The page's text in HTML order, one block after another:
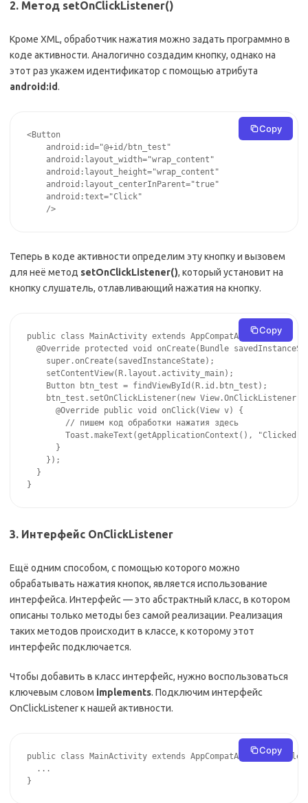
2. Метод setOnClickListener()
Кроме XML, обработчик нажатия можно задать программно в
коде активности. Аналогично создадим кнопку, однако на
этот раз укажем идентификатор с помощью атрибута
android:id.
<Button
    android:id="@+id/btn_test"
    android:layout_width="wrap_content"
    android:layout_height="wrap_content"
    android:layout_centerInParent="true"
    android:text="Click"
    />
Copy
Теперь в коде активности определим эту кнопку и вызовем
для неё метод setOnClickListener(), который установит на
кнопку слушатель, отлавливающий нажатия на кнопку.
public class MainActivity extends AppCompatActivity {
@Override protected void onCreate(Bundle
    super.onCreate(savedInstanceState);
    setContentView(R.layout.activity_main);
    Button btn_test = findViewById(R.id.btn_test);
btn_test.setOnClickListener(new View.OnClickListener()
      @Override public void onClick(View v) {
        // пишем код обработки нажатия здесь
Toast.makeText(getApplicationContext(),
      }
    });
  }
}
Copy
3. Интерфейс OnClickListener
Ещё одним способом, с помощью которого можно
обрабатывать нажатия кнопок, является использование
интерфейса. Интерфейс — это абстрактный класс, в котором
описаны только методы без самой реализации. Реализация
таких методов происходит в классе, к которому этот
интерфейс подключается.
Чтобы добавить в класс интерфейс, нужно воспользоваться
ключевым словом implements. Подключим интерфейс
OnClickListener к нашей активности.
public class MainActivity extends AppCompatActivity
  ...
}
Copy